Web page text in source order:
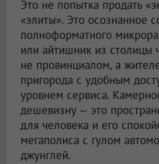
Это не попытка продать
«элиты». Это осознанное
полноформатного
или айтишник из столицы
не провинциалом, а
пригорода с удобным
уровнем сервиса.
дешевизну — это
для человека и его
мегаполиса с гулом
джунглей.